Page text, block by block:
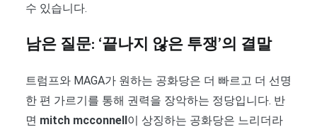
수 있습니다.
남은 질문: ‘끝나지 않은 투쟁’의 결말
트럼프와 MAGA가 원하는 공화당은 더 빠르고 더 선명
한 편 가르기를 통해 권력을 장악하는 정당입니다. 반
면 mitch mcconnell이 상징하는 공화당은 느리더라